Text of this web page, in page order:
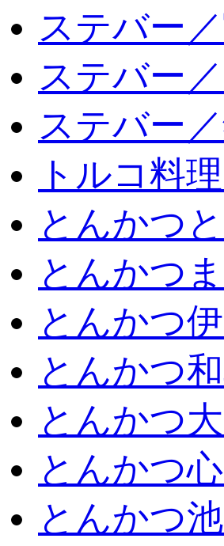
ステバー
ステバー
ステバー
トルコ料
とんかつ
とんかつ
とんかつ
とんかつ
とんかつ
とんかつ
とんかつ